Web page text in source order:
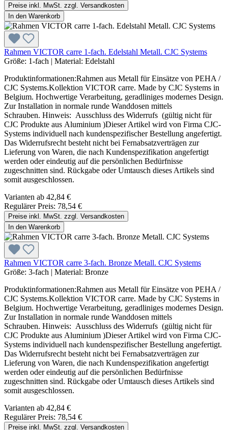
Preise inkl. MwSt. zzgl. Versandkosten
In den Warenkorb
Rahmen VICTOR carre 1-fach. Edelstahl Metall. CJC Systems
Größe: 1-fach | Material: Edelstahl
Produktinformationen:Rahmen aus Metall für Einsätze von PEHA /
CJC Systems.Kollektion VICTOR carre. Made by CJC Systems in
Belgium. Hochwertige Verarbeitung, geradliniges modernes Design.
Zur Installation in normale runde Wanddosen mittels
Schrauben. Hinweis: Ausschluss des Widerrufs (gültig nicht für
CJC Produkte aus Aluminium )Dieser Artikel wird von Firma CJC-
Systems individuell nach kundenspezifischer Bestellung angefertigt.
Das Widerrufsrecht besteht nicht bei Fernabsatzverträgen zur
Lieferung von Waren, die nach Kundenspezifikation angefertigt
werden oder eindeutig auf die persönlichen Bedürfnisse
zugeschnitten sind. Rückgabe oder Umtausch dieses Artikels sind
somit ausgeschlossen.
Varianten ab 42,84 €
Regulärer Preis: 78,54 €
Preise inkl. MwSt. zzgl. Versandkosten
In den Warenkorb
Rahmen VICTOR carre 3-fach. Bronze Metall. CJC Systems
Größe: 3-fach | Material: Bronze
Produktinformationen:Rahmen aus Metall für Einsätze von PEHA /
CJC Systems.Kollektion VICTOR carre. Made by CJC Systems in
Belgium. Hochwertige Verarbeitung, geradliniges modernes Design.
Zur Installation in normale runde Wanddosen mittels
Schrauben. Hinweis: Ausschluss des Widerrufs (gültig nicht für
CJC Produkte aus Aluminium )Dieser Artikel wird von Firma CJC-
Systems individuell nach kundenspezifischer Bestellung angefertigt.
Das Widerrufsrecht besteht nicht bei Fernabsatzverträgen zur
Lieferung von Waren, die nach Kundenspezifikation angefertigt
werden oder eindeutig auf die persönlichen Bedürfnisse
zugeschnitten sind. Rückgabe oder Umtausch dieses Artikels sind
somit ausgeschlossen.
Varianten ab 42,84 €
Regulärer Preis: 78,54 €
Preise inkl. MwSt. zzgl. Versandkosten